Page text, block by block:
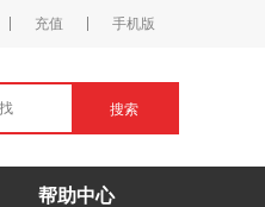
充值 手机版
搜索
帮助中心